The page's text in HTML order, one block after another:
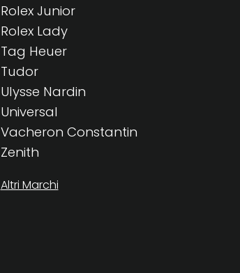
Rolex Junior
Rolex Lady
Tag Heuer
Tudor
Ulysse Nardin
Universal
Vacheron Constantin
Zenith
Altri Marchi